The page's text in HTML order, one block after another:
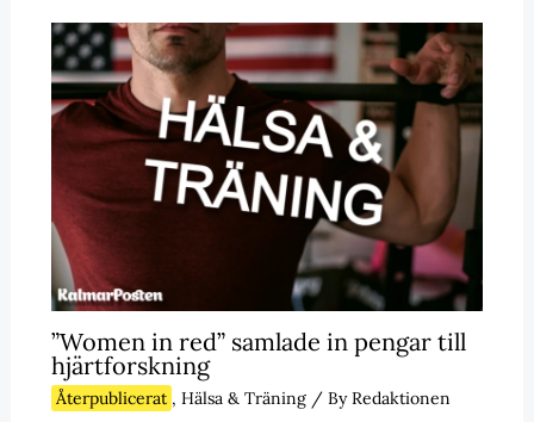
”Women in red” samlade in pengar till
hjärtforskning
Återpublicerat , Hälsa & Träning/ ByRedaktionen